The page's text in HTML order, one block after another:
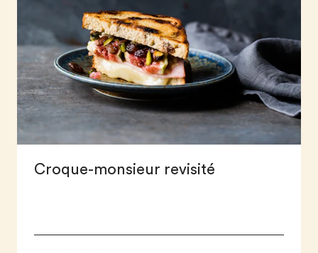
Croque-monsieur revisité